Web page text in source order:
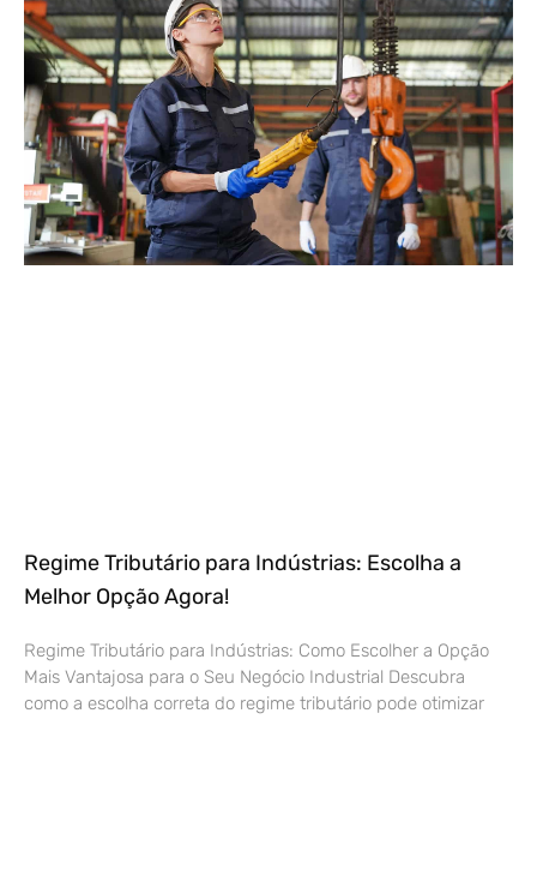
Regime Tributário para Indústrias: Escolha a
Melhor Opção Agora!
Regime Tributário para Indústrias: Como Escolher a Opção
Mais Vantajosa para o Seu Negócio Industrial Descubra
como a escolha correta do regime tributário pode otimizar